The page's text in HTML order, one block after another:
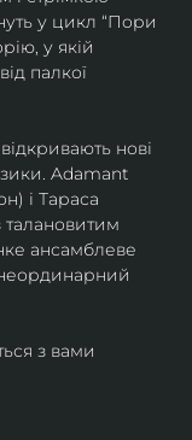
у цикл “Пори
у якій
палкої
нові
Adamant
і Тараса
талановитим
ансамблеве
з вами